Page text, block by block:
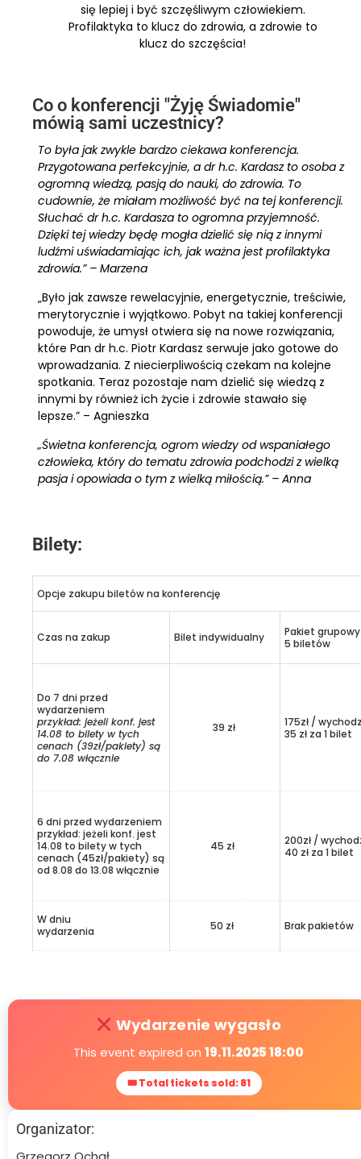
się lepiej i być szczęśliwym człowiekiem.
Profilaktyka to klucz do zdrowia, a zdrowie to
klucz do szczęścia!
Co o konferencji "Żyję Świadomie"
mówią sami uczestnicy?
To była jak zwykle bardzo ciekawa konferencja.
Przygotowana perfekcyjnie, a dr h.c. Kardasz to osoba z
ogromną wiedzą, pasją do nauki, do zdrowia. To
cudownie, że miałam możliwość być na tej konferencji.
Słuchać dr h.c. Kardasza to ogromna przyjemność.
Dzięki tej wiedzy będę mogła dzielić się nią z innymi
ludźmi uświadamiając ich, jak ważna jest profilaktyka
zdrowia.” – Marzena
„Było jak zawsze rewelacyjnie, energetycznie, treściwie,
merytorycznie i wyjątkowo. Pobyt na takiej konferencji
powoduje, że umysł otwiera się na nowe rozwiązania,
które Pan dr h.c. Piotr Kardasz serwuje jako gotowe do
wprowadzania. Z niecierpliwością czekam na kolejne
spotkania. Teraz pozostaje nam dzielić się wiedzą z
innymi by również ich życie i zdrowie stawało się
lepsze.” – Agnieszka
„Świetna konferencja, ogrom wiedzy od wspaniałego
człowieka, który do tematu zdrowia podchodzi z wielką
pasja i opowiada o tym z wielką miłością.” – Anna
Bilety:
Opcje zakupu biletów na konferencję
Czas na zakup Bilet indywidualny
Pakiet grupowy
5 biletów
Do 7 dni przed
wydarzeniem
przykład: jeżeli konf. jest
14.08 to bilety w tych
cenach (39zł/pakiety) są
do 7.08 włącznie
39 zł
175zł /
35 zł za 1 bilet
6 dni przed wydarzeniem
przykład: jeżeli konf. jest
14.08 to bilety w tych
cenach (45zł/pakiety) są
od 8.08 do 13.08 włącznie
45 zł
200zł /
40 zł za 1 bilet
W dniu
wydarzenia
50 zł Brak pakietów
Wydarzenie wygasło
This event expired on 19.11.2025 18:00
🎟 Total tickets sold: 81
Organizator: